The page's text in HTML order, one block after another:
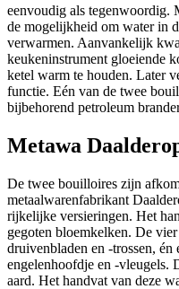
eenvoudig als tegenwoordig.
de mogelijkheid om water in
verwarmen. Aanvankelijk
keukeninstrument gloeiende
ketel warm te houden. Later
functie. Eén van de twee
bijbehorend petroleum
Metawa
De twee bouilloires zijn
metaalwarenfabrikant
rijkelijke versieringen. Het
gegoten bloemkelken. De
druivenbladen en -trossen, én
engelenhoofdje en -vleugels.
aard. Het handvat van deze